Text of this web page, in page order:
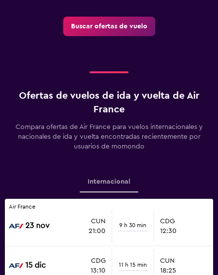
Buscar ofertas de vuelo
Ofertas de vuelos de ida y vuelta de Air
France
Compara ofertas de Air France para vuelos internacionales y
nacionales de ida y vuelta encontradas recientemente por
usuarios de momondo
Internacional
Air France
23 nov
CUN
21:00
9 h 30 min
CDG
12:30
15 dic
CDG
13:10
11 h 15 min
CUN
18:25